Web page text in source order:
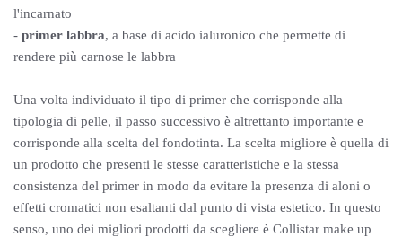
l'incarnato
- primer labbra, a base di acido ialuronico che permette di
rendere più carnose le labbra
Una volta individuato il tipo di primer che corrisponde alla
tipologia di pelle, il passo successivo è altrettanto importante e
corrisponde alla scelta del fondotinta. La scelta migliore è quella di
un prodotto che presenti le stesse caratteristiche e la stessa
consistenza del primer in modo da evitare la presenza di aloni o
effetti cromatici non esaltanti dal punto di vista estetico. In questo
senso, uno dei migliori prodotti da scegliere è Collistar make up